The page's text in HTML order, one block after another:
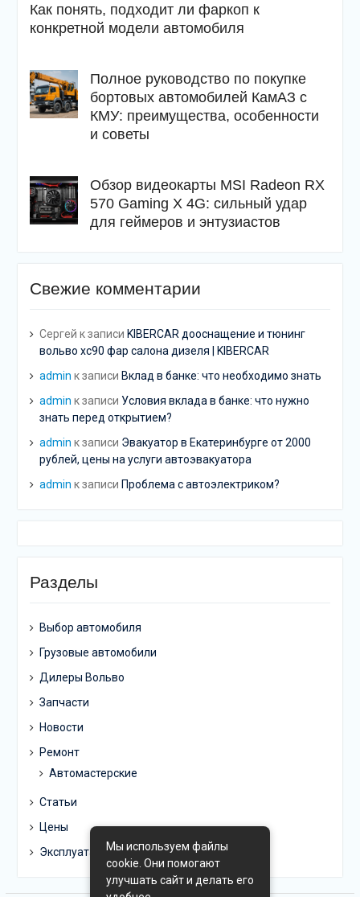
Как понять, подходит ли фаркоп к
конкретной модели автомобиля
Полное руководство по покупке
бортовых автомобилей КамАЗ с
КМУ: преимущества, особенности
и советы
Обзор видеокарты MSI Radeon RX
570 Gaming X 4G: сильный удар
для геймеров и энтузиастов
Свежие комментарии
Сергей к записи KIBERCAR дооснащение и тюнинг
вольво хс90 фар салона дизеля | KIBERCAR
admin к записи Вклад в банке: что необходимо знать
admin к записи Условия вклада в банке: что нужно
знать перед открытием?
admin к записи Эвакуатор в Екатеринбурге от 2000
рублей, цены на услуги автоэвакуатора
admin к записи Проблема с автоэлектриком?
Разделы
Выбор автомобиля
Грузовые автомобили
Дилеры Вольво
Запчасти
Новости
Ремонт
Автомастерские
Статьи
Цены
ЭксплуатацияМы используем файлы
cookie. Они помогают
улучшать сайт и делать его